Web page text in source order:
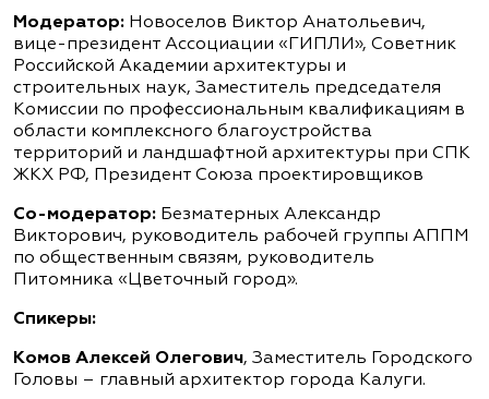
Модератор: Новоселов Виктор Анатольевич,
вице-президент Ассоциации «ГИПЛИ», Советник
Российской Академии архитектуры и
строительных наук, Заместитель председателя
Комиссии по профессиональным квалификациям в
области комплексного благоустройства
территорий и ландшафтной архитектуры при СПК
ЖКХ РФ, Президент Союза проектировщиков
Со-модератор: Безматерных Александр
Викторович, руководитель рабочей группы АППМ
по общественным связям, руководитель
Питомника «Цветочный город».
Спикеры:
Комов Алексей Олегович, Заместитель Городского
Головы – главный архитектор города Калуги.